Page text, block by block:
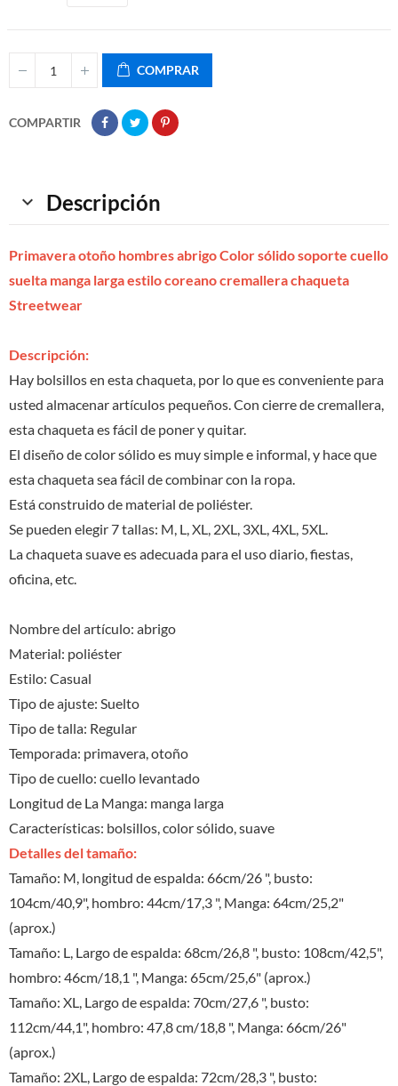
COMPRAR
COMPARTIR
Descripción
Primavera otoño hombres abrigo Color sólido soporte cuello
suelta manga larga estilo coreano cremallera chaqueta
Streetwear
Descripción:
Hay bolsillos en esta chaqueta, por lo que es conveniente para
usted almacenar artículos pequeños. Con cierre de cremallera,
esta chaqueta es fácil de poner y quitar.
El diseño de color sólido es muy simple e informal, y hace que
esta chaqueta sea fácil de combinar con la ropa.
Está construido de material de poliéster.
Se pueden elegir 7 tallas: M, L, XL, 2XL, 3XL, 4XL, 5XL.
La chaqueta suave es adecuada para el uso diario, fiestas,
oficina, etc.
Nombre del artículo: abrigo
Material: poliéster
Estilo: Casual
Tipo de ajuste: Suelto
Tipo de talla: Regular
Temporada: primavera, otoño
Tipo de cuello: cuello levantado
Longitud de La Manga: manga larga
Características: bolsillos, color sólido, suave
Detalles del tamaño:
Tamaño: M, longitud de espalda: 66cm/26 ", busto:
104cm/40,9", hombro: 44cm/17,3 ", Manga: 64cm/25,2"
(aprox.)
Tamaño: L, Largo de espalda: 68cm/26,8 ", busto: 108cm/42,5",
hombro: 46cm/18,1 ", Manga: 65cm/25,6" (aprox.)
Tamaño: XL, Largo de espalda: 70cm/27,6 ", busto:
112cm/44,1", hombro: 47,8 cm/18,8 ", Manga: 66cm/26"
(aprox.)
Tamaño: 2XL, Largo de espalda: 72cm/28,3 ", busto: